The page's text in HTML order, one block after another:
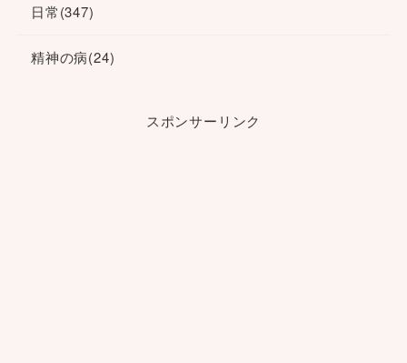
日常(347)
精神の病(24)
スポンサーリンク